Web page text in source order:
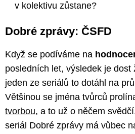
v kolektivu zůstane?
Dobré zprávy: ČSFD
Když se podíváme na
posledních let, výsledek je dost
jeden ze seriálů to dotáhl na
Většinou se jména tvůrců
tvorbou, a to už o něčem
seriál Dobré zprávy má vůbec